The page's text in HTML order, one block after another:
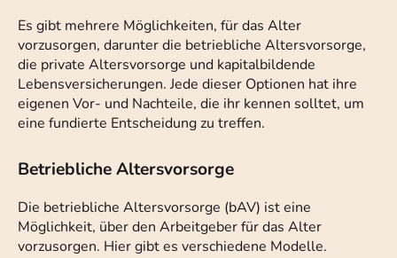
Es gibt mehrere Möglichkeiten, für das Alter
vorzusorgen, darunter die betriebliche Altersvorsorge,
die private Altersvorsorge und kapitalbildende
Lebensversicherungen. Jede dieser Optionen hat ihre
eigenen Vor- und Nachteile, die ihr kennen solltet, um
eine fundierte Entscheidung zu treffen.
Betriebliche Altersvorsorge
Die betriebliche Altersvorsorge (bAV) ist eine
Möglichkeit, über den Arbeitgeber für das Alter
vorzusorgen. Hier gibt es verschiedene Modelle.